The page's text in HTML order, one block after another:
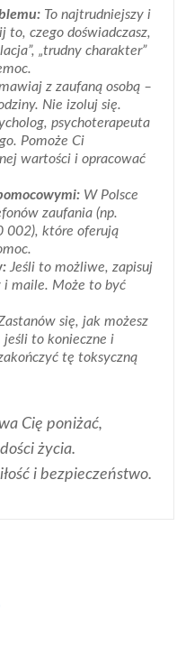
To najtrudniejszy i
to, czego doświadczasz,
„trudny charakter”
z zaufaną osobą –
Nie izoluj się.
psychoterapeuta
Pomoże Ci
wartości i opracować
W Polsce
zaufania (np.
002), które oferują
Jeśli to możliwe, zapisuj
i maile. Może to być
się, jak możesz
jeśli to konieczne i
tę toksyczną
Cię poniżać,
życia.
i bezpieczeństwo.